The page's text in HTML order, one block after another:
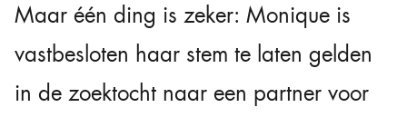
Maar één ding is zeker: Monique is
vastbesloten haar stem te laten gelden
in de zoektocht naar een partner voor